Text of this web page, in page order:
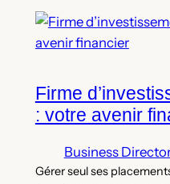
Firme
: votre avenir
Business
Gérer seul ses